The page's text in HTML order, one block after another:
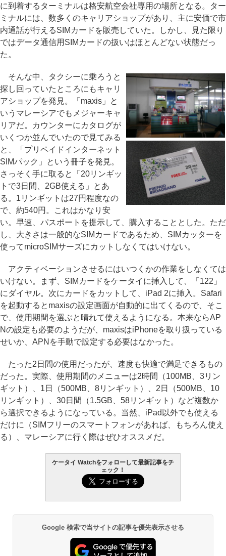
に到着するターミナルは格安航空会社専用の場所となる。ター
ミナルには、数多くのキャリアショップがあり、主に安価で市
内通話が行えるSIMカードを販売していた。しかし、見た限り
ではデータ通信用SIMカードの扱いはほとんどない状態だっ
た。
そんな中、タクシーに乗ろうと
探し回っていたところにもキャリ
アショップを発見。「maxis」と
いうマレーシアでもメジャーキャ
リアだ。カウンターにカタログが
いくつか並んでいたので見てみる
と、「プリペイドインターネット
SIMパック」という冊子を発見。
さっそく手に取ると「20リンギッ
トで3日間、2GB使える」とあ
る。1リンギットは27円程度なの
で、約540円。これはかなり安
い。早速、パスポートを提示して、購入することとした。ただ
し、大きさは一般的なSIMカードであるため、SIMカッターを
使ってmicroSIMサーズにカットしなくてはいけない。
アクティベーションさせるにはいつくかの作業をしなくては
いけない。まず、SIMカードをケータイに挿入して、「122」
にダイヤル。次にカードをカットして、iPad 2に挿入。Safari
を起動するとmaxisの設定画面が自動的に出てくるので、そこ
で、使用期間を選ぶと晴れて使えるようになる。本来ならAP
Nの設定も必要のようだが、maxisはiPhoneを取り扱っている
せいか、APNを手動で設定する必要はなかった。
たった2日間の使用だったが、速度も快適で満足できるもの
だった。実際、使用期間のメニューは2時間（100MB、3リン
ギット）、1日（500MB、8リンギット）、2日（500MB、10
リンギット）、30日間（1.5GB、58リンギット）など複数か
ら選択できるようになっている。当然、iPad以外でも使える
だけに（SIMフリーのスマートフォンがあれば、もちろん使え
る）、マレーシアに行く際はぜひオススメだ。
ケータイ Watchをフォローして最新記事をチ
ェック！
Google 検索で当サイトの記事を優先表示させる